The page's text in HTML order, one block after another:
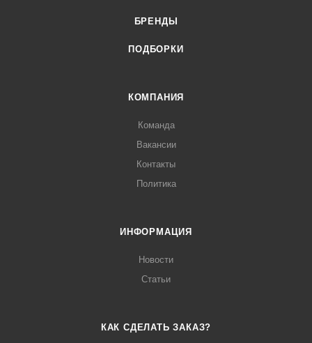
БРЕНДЫ
ПОДБОРКИ
КОМПАНИЯ
Команда
Вакансии
Контакты
Политика
ИНФОРМАЦИЯ
Новости
Статьи
КАК СДЕЛАТЬ ЗАКАЗ?